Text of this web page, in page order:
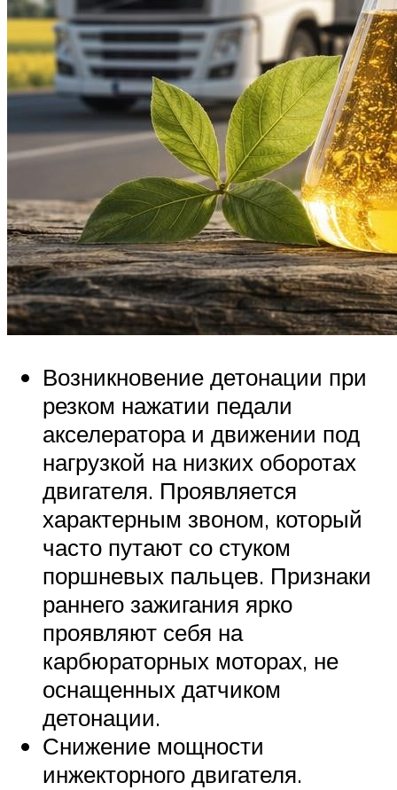
Возникновение детонации при
резком нажатии педали
акселератора и движении под
нагрузкой на низких оборотах
двигателя. Проявляется
характерным звоном, который
часто путают со стуком
поршневых пальцев. Признаки
раннего зажигания ярко
проявляют себя на
карбюраторных моторах, не
оснащенных датчиком
детонации.
Снижение мощности
инжекторного двигателя.